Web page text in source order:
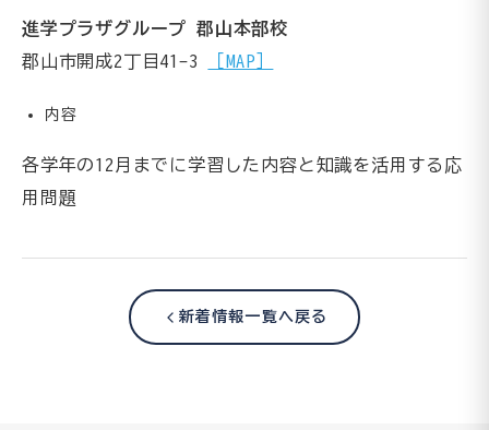
進学プラザグループ 郡山本部校
郡山市開成2丁目41-3
［MAP］
内容
各学年の12月までに学習した内容と知識を活用する応
用問題
新着情報一覧へ戻る